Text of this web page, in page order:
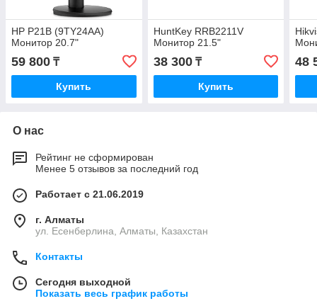
HP P21B (9TY24AA)
Монитор 20.7"
59 800 ₸
Купить
HuntKey RRB2211V
Монитор 21.5"
38 300₸
Купить
48
О нас
Рейтинг не сформирован
Менее 5 отзывов за последний год
Работает с 21.06.2019
г. Алматы
ул. Есенберлина, Алматы, Казахстан
Контакты
Сегодня выходной
Показать весь график работы